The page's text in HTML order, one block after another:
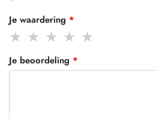
Je waardering *
Je beoordeling *